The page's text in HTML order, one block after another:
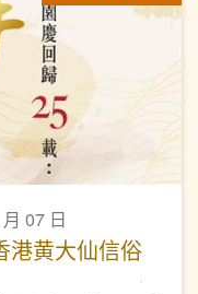
07 日
港黄大仙信俗